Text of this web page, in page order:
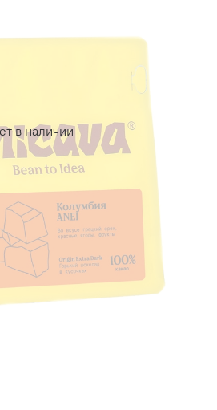
в наличии